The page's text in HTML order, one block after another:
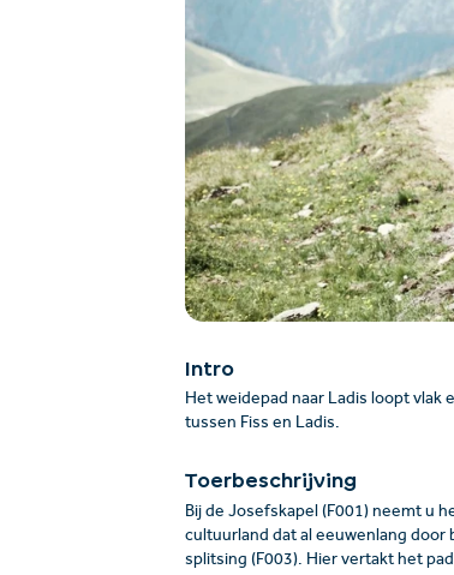
Intro
Het weidepad naar Ladis loopt
tussen Fiss en Ladis.
Toerbeschrijving
Bij de Josefskapel (F001) neemt u
cultuurland dat al eeuwenlang door
splitsing (F003). Hier vertakt het